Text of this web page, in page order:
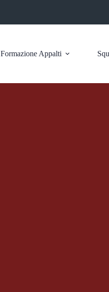
Formazione Appalti